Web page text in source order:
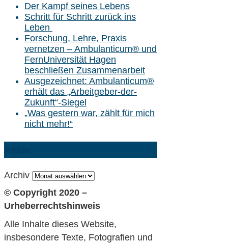
Der Kampf seines Lebens
Schritt für Schritt zurück ins
Leben
Forschung, Lehre, Praxis
vernetzen – Ambulanticum® und
FernUniversität Hagen
beschließen Zusammenarbeit
Ausgezeichnet: Ambulanticum®
erhält das „Arbeitgeber-der-
Zukunft“-Siegel
„Was gestern war, zählt für mich
nicht mehr!“
Archiv
© Copyright 2020 –
Urheberrechtshinweis
Alle Inhalte dieses Website,
insbesondere Texte, Fotografien und